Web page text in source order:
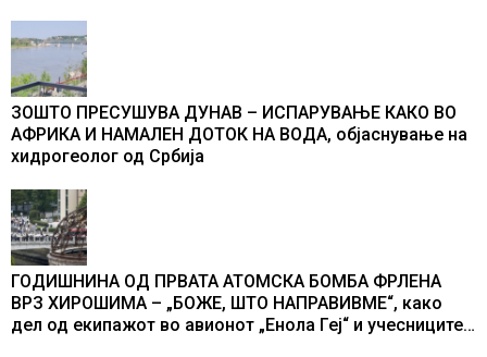
ЗОШТО ПРЕСУШУВА ДУНАВ – ИСПАРУВАЊЕ КАКО ВО
АФРИКА И НАМАЛЕН ДОТОК НА ВОДА, објаснување на
хидрогеолог од Србија
ГОДИШНИНА ОД ПРВАТА АТОМСКА БОМБА ФРЛЕНА
ВРЗ ХИРОШИМА – „БОЖЕ, ШТО НАПРАВИВМЕ“, како
дел од екипажот во авионот „Енола Геј“ и учесниците